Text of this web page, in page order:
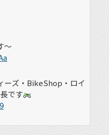
〜
ーズ・BikeShop・ロイ
です